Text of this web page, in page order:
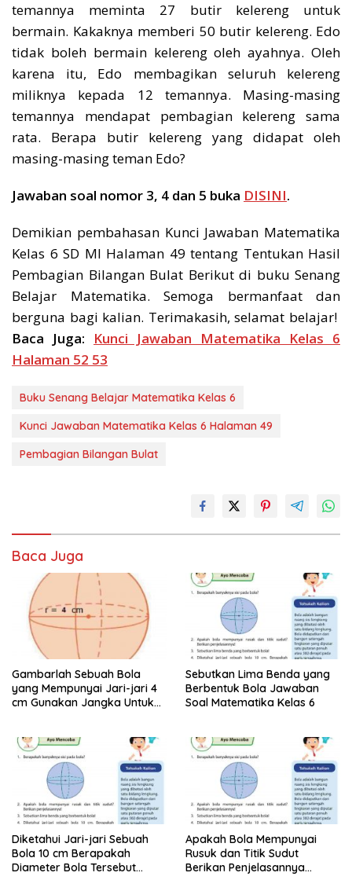
temannya meminta 27 butir kelereng untuk
bermain. Kakaknya memberi 50 butir kelereng. Edo
tidak boleh bermain kelereng oleh ayahnya. Oleh
karena itu, Edo membagikan seluruh kelereng
miliknya kepada 12 temannya. Masing-masing
temannya mendapat pembagian kelereng sama
rata. Berapa butir kelereng yang didapat oleh
masing-masing teman Edo?
Jawaban soal nomor 3, 4 dan 5 buka DISINI.
Demikian pembahasan Kunci Jawaban Matematika
Kelas 6 SD MI Halaman 49 tentang Tentukan Hasil
Pembagian Bilangan Bulat Berikut di buku Senang
Belajar Matematika. Semoga bermanfaat dan
berguna bagi kalian. Terimakasih, selamat belajar!
Baca Juga: Kunci Jawaban Matematika Kelas 6
Halaman 52 53
Buku Senang Belajar Matematika Kelas 6
Kunci Jawaban Matematika Kelas 6 Halaman 49
Pembagian Bilangan Bulat
Baca Juga
Gambarlah Sebuah Bola
yang Mempunyai Jari-jari 4
cm Gunakan Jangka Untuk
Sebutkan Lima Benda yang
Berbentuk Bola Jawaban
Soal Matematika Kelas 6
Diketahui Jari-jari Sebuah
Bola 10 cm Berapakah
Diameter Bola Tersebut
Apakah Bola Mempunyai
Rusuk dan Titik Sudut
Berikan Penjelasannya